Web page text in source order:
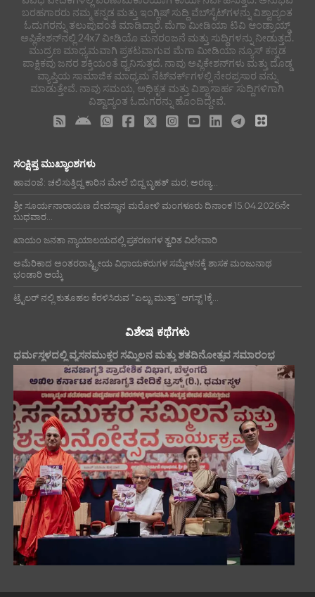
ಬರಹಗಾರರು ನಮ್ಮ ಕನ್ನಡ ಮತ್ತು ಇಂಗ್ಲಿಷ್ ಸುದ್ದಿ ವೆಬ್‌ಸೈಟ್‌ಗಳನ್ನು ವಿಶ್ವಾದ್ಯಂತ
ಓದುಗರನ್ನು ತಲುಪುವಂತೆ ಮಾಡಿದ್ದಾರೆ. ಮೆಗಾ ಮೀಡಿಯಾ ಟಿವಿ ಆಂಡ್ರಾಯ್ಡ್
ಅಪ್ಲಿಕೇಶನ್‌ನಲ್ಲಿ 24x7 ವೀಡಿಯೊ ಮನರಂಜನೆ ಮತ್ತು ಸುದ್ದಿಗಳನ್ನು ನೀಡುತ್ತದೆ.
ಮುದ್ರಣ ಮಾಧ್ಯಮವಾಗಿ ಪ್ರಕಟವಾಗುವ ಮೆಗಾ ಮೀಡಿಯಾ ನ್ಯೂಸ್ ಕನ್ನಡ
ಪಾಕ್ಷಿಕವು ಜನರ ಶಕ್ತಿಯಂತೆ ಧ್ವನಿಸುತ್ತದೆ. ನಾವು ಅಪ್ಲಿಕೇಶನ್‌ಗಳು ಮತ್ತು ದೊಡ್ಡ
ವ್ಯಾಪ್ತಿಯ ಸಾಮಾಜಿಕ ಮಾಧ್ಯಮ ನೆಟ್‌ವರ್ಕ್‌ಗಳಲ್ಲಿ ನೇರಪ್ರಸಾರ ವನ್ನು
ಮಾಡುತ್ತೇವೆ. ನಾವು ಸಮಯ, ಅಧಿಕೃತ ಮತ್ತು ವಿಶ್ವಾಸಾರ್ಹ ಸುದ್ದಿಗಳಿಗಾಗಿ
ವಿಶ್ವಾದ್ಯಂತ ಓದುಗರನ್ನು ಹೊಂದಿದ್ದೇವೆ.
ಸಂಕ್ಷಿಪ್ತ ಮುಖ್ಯಾಂಶಗಳು
ಹಾವಂಜೆ: ಚಲಿಸುತ್ತಿದ್ದ ಕಾರಿನ ಮೇಲೆ ಬಿದ್ದ ಬೃಹತ್ ಮರ; ಅರಣ್ಯ...
ಶ್ರೀ ಸೂರ್ಯನಾರಾಯಣ ದೇವಸ್ಥಾನ ಮರೋಳಿ ಮಂಗಳೂರು ದಿನಾಂಕ 15.04.2026ನೇ
ಬುಧವಾರ...
ಖಾಯಂ ಜನತಾ ನ್ಯಾಯಾಲಯದಲ್ಲಿ ಪ್ರಕರಣಗಳ ತ್ವರಿತ ವಿಲೇವಾರಿ
ಅಮೆರಿಕಾದ ಅಂತರರಾಷ್ಟ್ರೀಯ ವಿಧಾಯಕರುಗಳ ಸಮ್ಮೇಳನಕ್ಕೆ ಶಾಸಕ ಮಂಜುನಾಥ
ಭಂಡಾರಿ ಆಯ್ಕೆ
ಟ್ರೈಲರ್ ನಲ್ಲಿ ಕುತೂಹಲ ಕೆರಳಿಸಿರುವ “ಎಲ್ಟು ಮುತ್ತಾ” ಆಗಸ್ಟ್ 1ಕ್ಕೆ...
ವಿಶೇಷ ಕಥೆಗಳು
ಧರ್ಮಸ್ಥಳದಲ್ಲಿ ವ್ಯಸನಮುಕ್ತರ ಸಮ್ಮಿಲನ ಮತ್ತು ಶತದಿನೋತ್ಸವ ಸಮಾರಂಭ